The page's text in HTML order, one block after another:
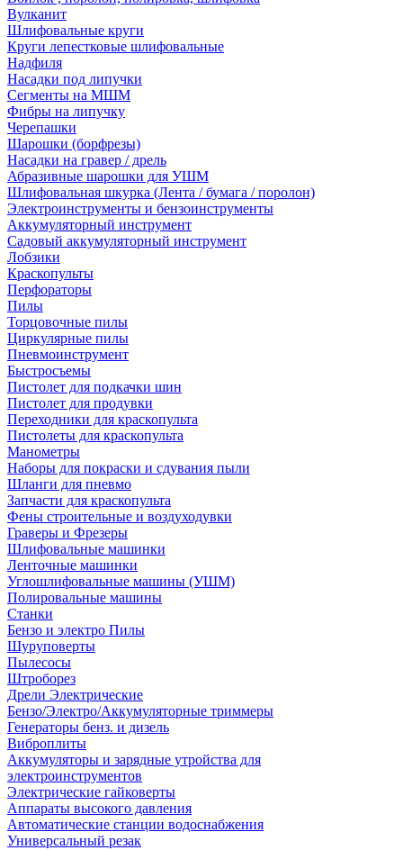
Вулканит
Шлифовальные круги
Круги лепестковые шлифовальные
Надфиля
Насадки под липучки
Сегменты на МШМ
Фибры на липучку
Черепашки
Шарошки (борфрезы)
Насадки на гравер / дрель
Абразивные шарошки для УШМ
Шлифовальная шкурка (Лента / бумага / поролон)
Электроинструменты и бензоинструменты
Аккумуляторный инструмент
Садовый аккумуляторный инструмент
Лобзики
Краскопульты
Перфораторы
Пилы
Торцовочные пилы
Циркулярные пилы
Пневмоинструмент
Быстросъемы
Пистолет для подкачки шин
Пистолет для продувки
Переходники для краскопульта
Пистолеты для краскопульта
Манометры
Наборы для покраски и сдувания пыли
Шланги для пневмо
Запчасти для краскопульта
Фены строительные и воздуходувки
Граверы и Фрезеры
Шлифовальные машинки
Ленточные машинки
Углошлифовальные машины (УШМ)
Полировальные машины
Станки
Бензо и электро Пилы
Шуруповерты
Пылесосы
Штроборез
Дрели Электрические
Бензо/Электро/Аккумуляторные триммеры
Генераторы бенз. и дизель
Виброплиты
Аккумуляторы и зарядные утройства для
электроинструментов
Электрические гайковерты
Аппараты высокого давления
Автоматические станции водоснабжения
Универсальный резак